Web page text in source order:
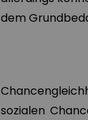
dem
sozialen